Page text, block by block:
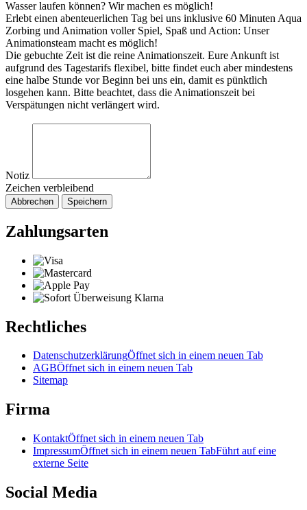
Wasser laufen können? Wir machen es möglich!
Erlebt einen abenteuerlichen Tag bei uns inklusive 60 Minuten Aqua
Zorbing und Animation voller Spiel, Spaß und Action: Unser
Animationsteam macht es möglich!
Die gebuchte Zeit ist die reine Animationszeit. Eure Ankunft ist
aufgrund des Tagestarifs flexibel, bitte findet euch aber mindestens
eine halbe Stunde vor Beginn bei uns ein, damit es pünktlich
losgehen kann. Bitte beachtet, dass die Animationszeit bei
Verspätungen nicht verlängert wird.
Notiz
Zeichen verbleibend
Abbrechen Speichern
Zahlungsarten
Rechtliches
DatenschutzerklärungÖffnet sich in einem neuen Tab
AGBÖffnet sich in einem neuen Tab
Sitemap
Firma
KontaktÖffnet sich in einem neuen Tab
ImpressumÖffnet sich in einem neuen TabFührt auf eine
externe Seite
Social Media